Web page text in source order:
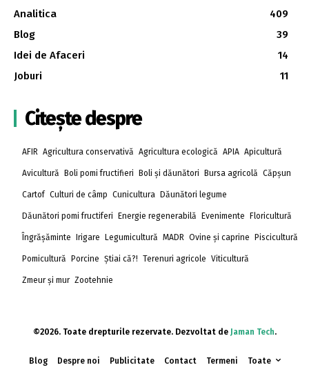
Analitica
409
Blog
39
Idei de Afaceri
14
Joburi
11
Citește despre
AFIR Agricultura conservativă Agricultura ecologică APIA Apicultură
Avicultură Boli pomi fructifieri Boli și dăunători Bursa agricolă Căpșun
Cartof Culturi de câmp Cunicultura Dăunători legume
Dăunători pomi fructiferi Energie regenerabilă Evenimente Floricultură
Îngrășăminte Irigare Legumicultură MADR Ovine și caprine Piscicultură
Pomicultură Porcine Știai că?! Terenuri agricole Viticultură
Zmeur și mur Zootehnie
©2026. Toate drepturile rezervate. Dezvoltat de Jaman Tech.
Blog Despre noi Publicitate Contact Termeni Toate